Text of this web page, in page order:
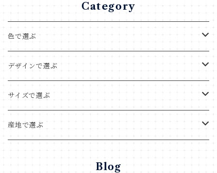
Category
色で選ぶ
レッド系
ブルー系
グリーン系
デザインで選ぶ
パネルデザイン
動物デザイン
サイズで選ぶ
座布団サイズ
産地で選ぶ
Blog